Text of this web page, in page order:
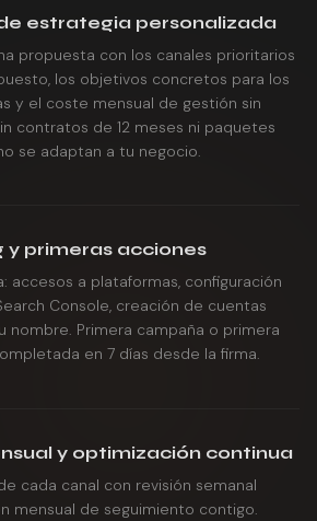
estrategia personalizada
propuesta con los canales prioritarios
los objetivos concretos para los
y el coste mensual de gestión sin
contratos de 12 meses ni paquetes
se adaptan a tu negocio.
y primeras acciones
accesos a plataformas, configuración
Console, creación de cuentas
nombre. Primera campaña o primera
en 7 días desde la firma.
y optimización continua
cada canal con revisión semanal
mensual de seguimiento contigo.